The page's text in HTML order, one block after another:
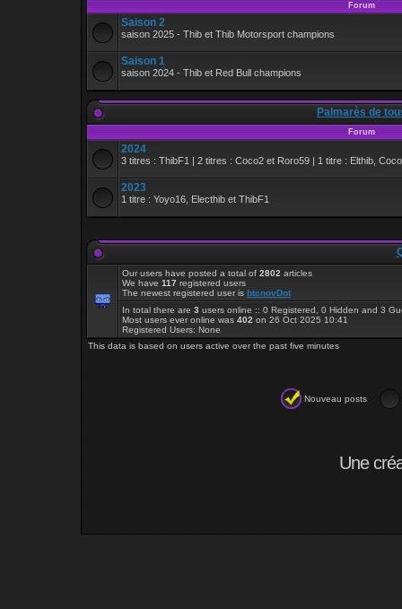
Forum
Saison 2
saison 2025 - Thib et Thib Motorsport champions
Saison 1
saison 2024 - Thib et Red Bull champions
Palmarès de
Forum
2024
3 titres : ThibF1 | 2 titres : Coco2 et Roro59 | 1 titre : Elthib,
2023
1 titre : Yoyo16, Electhib et ThibF1
Our users have posted a total of 2802 articles
We have 117 registered users
The newest registered user is btcnovDot
In total there are 3 users online :: 0 Registered, 0 Hidden and 3
Most users ever online was 402 on 26 Oct 2025 10:41
Registered Users: None
This data is based on users active over the past five minutes
Nouveau posts
Une